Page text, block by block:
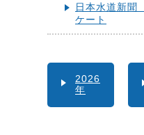
日本水道新聞
ケート
2026
年